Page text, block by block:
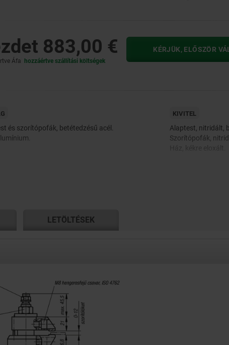
883,00 €
Áfa hozzáértve szállítási költségek
KÉRJÜK, ELŐSZÖR
és szorítópofák, betétedzésű acél.
KIVITEL
Alaptest, nitridált,
Szorítópofák,
LETÖLTÉSEK